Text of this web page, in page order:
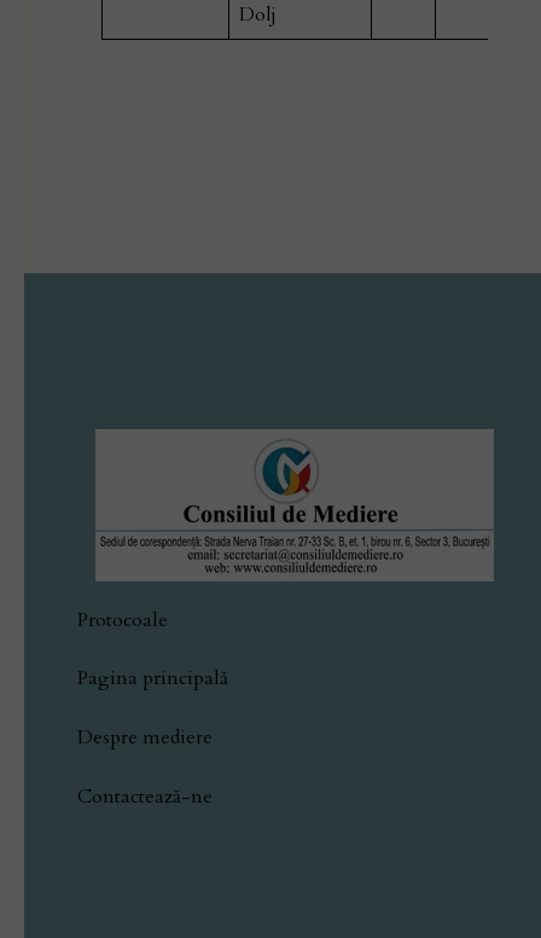
Dolj
Protocoale
Pagina principală
Despre mediere
Contactează-ne